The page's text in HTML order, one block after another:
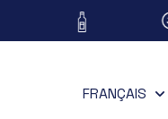
FRANÇAIS